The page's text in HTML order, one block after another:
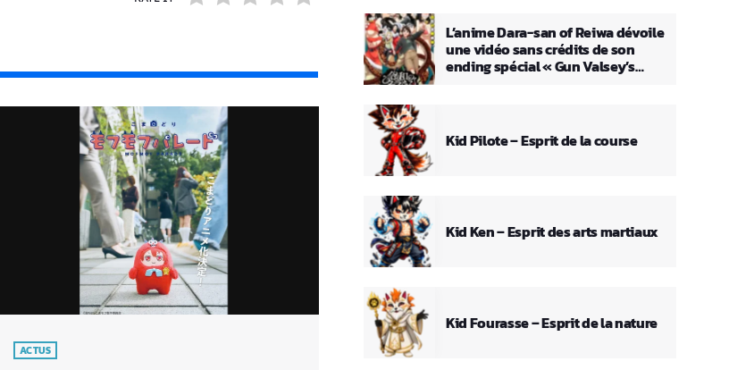
ACTUS
L’anime Dara-san of Reiwa dévoile
une vidéo sans crédits de son
ending spécial « Gun Valsey’s
Kid Pilote – Esprit de la course
Kid Ken – Esprit des arts martiaux
Kid Fourasse – Esprit de la nature